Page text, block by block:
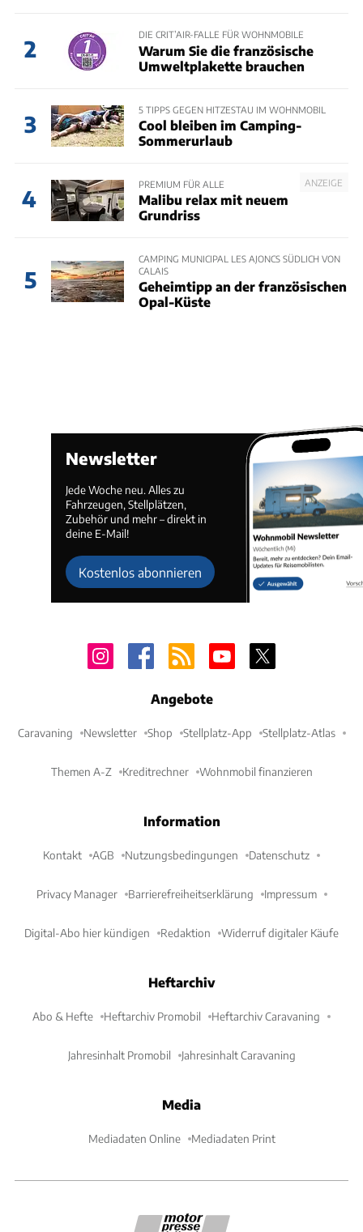
2
DIE CRIT’AIR-FALLE FÜR WOHNMOBILE
Warum Sie die französische
Umweltplakette brauchen
3
5 TIPPS GEGEN HITZESTAU IM WOHNMOBIL
Cool bleiben im Camping-
Sommerurlaub
4
ANZEIGE
PREMIUM FÜR ALLE
Malibu relax mit neuem
Grundriss
5
CAMPING MUNICIPAL LES AJONCS SÜDLICH VON
CALAIS
Geheimtipp an der französischen
Opal-Küste
Newsletter
Jede Woche neu. Alles zu
Fahrzeugen, Stellplätzen,
Zubehör und mehr – direkt in
deine E-Mail!
Kostenlos abonnieren
Angebote
Caravaning Newsletter Shop Stellplatz-App Stellplatz-Atlas
Themen A-Z Kreditrechner Wohnmobil finanzieren
Information
Kontakt AGB Nutzungsbedingungen Datenschutz
Privacy Manager Barrierefreiheitserklärung Impressum
Digital-Abo hier kündigen Redaktion Widerruf digitaler Käufe
Heftarchiv
Abo & Hefte Heftarchiv Promobil Heftarchiv Caravaning
Jahresinhalt Promobil Jahresinhalt Caravaning
Media
Mediadaten Online Mediadaten Print